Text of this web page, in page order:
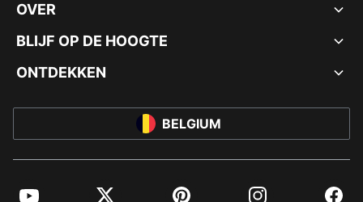
OVER
BLIJF OP DE HOOGTE
ONTDEKKEN
BELGIUM